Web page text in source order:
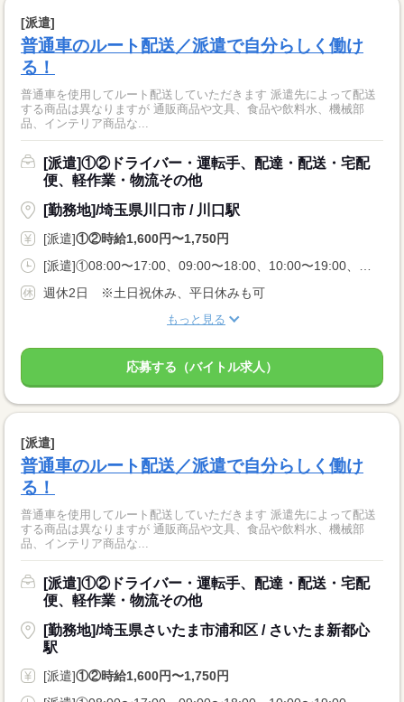
[派遣]
普通車のルート配送／派遣で自分らしく働け
る！
普通車を使用してルート配送していただきます 派遣先によって配送
する商品は異なりますが 通販商品や文具、食品や飲料水、機械部
品、インテリア商品な...
[派遣]①②ドライバー・運転手、配達・配送・宅配
便、軽作業・物流その他
[勤務地]/埼玉県川口市 / 川口駅
[派遣]①②時給1,600円〜1,750円
週休2日 ※土日祝休み、平日休みも可
もっと見る
応募する（バイトル求人）
[派遣]
普通車のルート配送／派遣で自分らしく働け
る！
普通車を使用してルート配送していただきます 派遣先によって配送
する商品は異なりますが 通販商品や文具、食品や飲料水、機械部
品、インテリア商品な...
[派遣]①②ドライバー・運転手、配達・配送・宅配
便、軽作業・物流その他
[勤務地]/埼玉県さいたま市浦和区 / さいたま新都心
駅
[派遣]①②時給1,600円〜1,750円